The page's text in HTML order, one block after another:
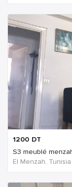
1200 DT
S3 meublé
El Menzah, Tunisia